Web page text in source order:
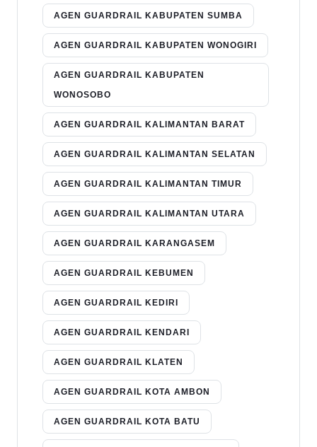
AGEN GUARDRAIL KABUPATEN SUMBA
AGEN GUARDRAIL KABUPATEN WONOGIRI
AGEN GUARDRAIL KABUPATEN
WONOSOBO
AGEN GUARDRAIL KALIMANTAN BARAT
AGEN GUARDRAIL KALIMANTAN SELATAN
AGEN GUARDRAIL KALIMANTAN TIMUR
AGEN GUARDRAIL KALIMANTAN UTARA
AGEN GUARDRAIL KARANGASEM
AGEN GUARDRAIL KEBUMEN
AGEN GUARDRAIL KEDIRI
AGEN GUARDRAIL KENDARI
AGEN GUARDRAIL KLATEN
AGEN GUARDRAIL KOTA AMBON
AGEN GUARDRAIL KOTA BATU